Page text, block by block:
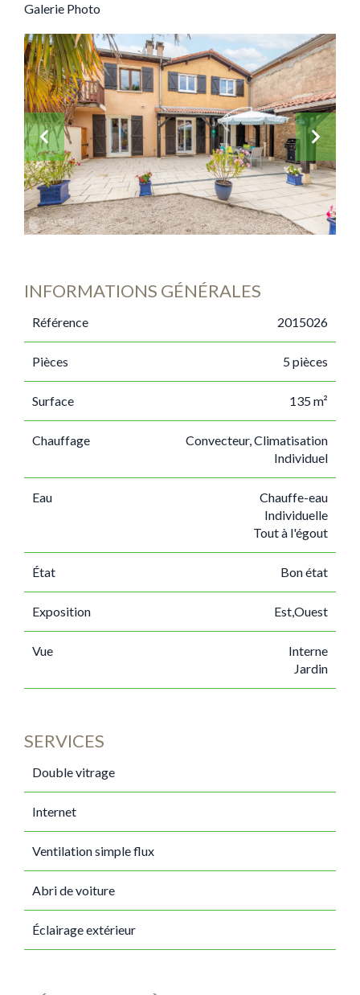
Galerie Photo
INFORMATIONS GÉNÉRALES
Référence 2015026
Pièces 5 pièces
Surface 135 m²
Chauffage
Convecteur, Climatisation
Individuel
Eau
Chauffe-eau
Individuelle
Tout à l'égout
État Bon état
Exposition Est,Ouest
Vue
Interne
Jardin
SERVICES
Double vitrage
Internet
Ventilation simple flux
Abri de voiture
Éclairage extérieur